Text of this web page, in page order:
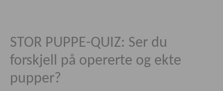
STOR PUPPE-QUIZ: Ser du
forskjell på opererte og ekte
pupper?